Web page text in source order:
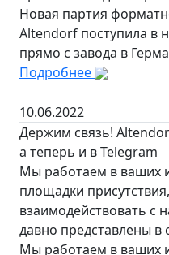
Новая партия
Altendorf поступила в
прямо с завода в
Подробнее
10.06.2022
Держим связь!
а теперь и в Telegram
Мы работаем в ваших
площадки
взаимодействовать с
давно представлены в
Мы работаем в ваших